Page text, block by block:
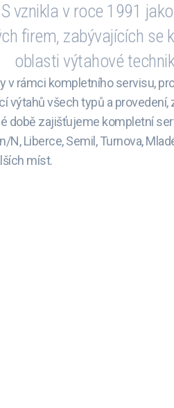
vznikla v roce 1991
firem, zabývajících se
oblasti výtahové
v rámci kompletního servisu,
výtahů všech typů a provedení,
době zajišťujeme kompletní
Liberce, Semil, Turnova,
míst.